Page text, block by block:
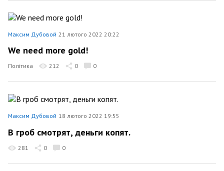
Максим Дубовой 21 лютого 2022 20:22
We need more gold!
Політика 212 0 0
Максим Дубовой 18 лютого 2022 19:55
В гроб смотрят, деньги копят.
281 0 0